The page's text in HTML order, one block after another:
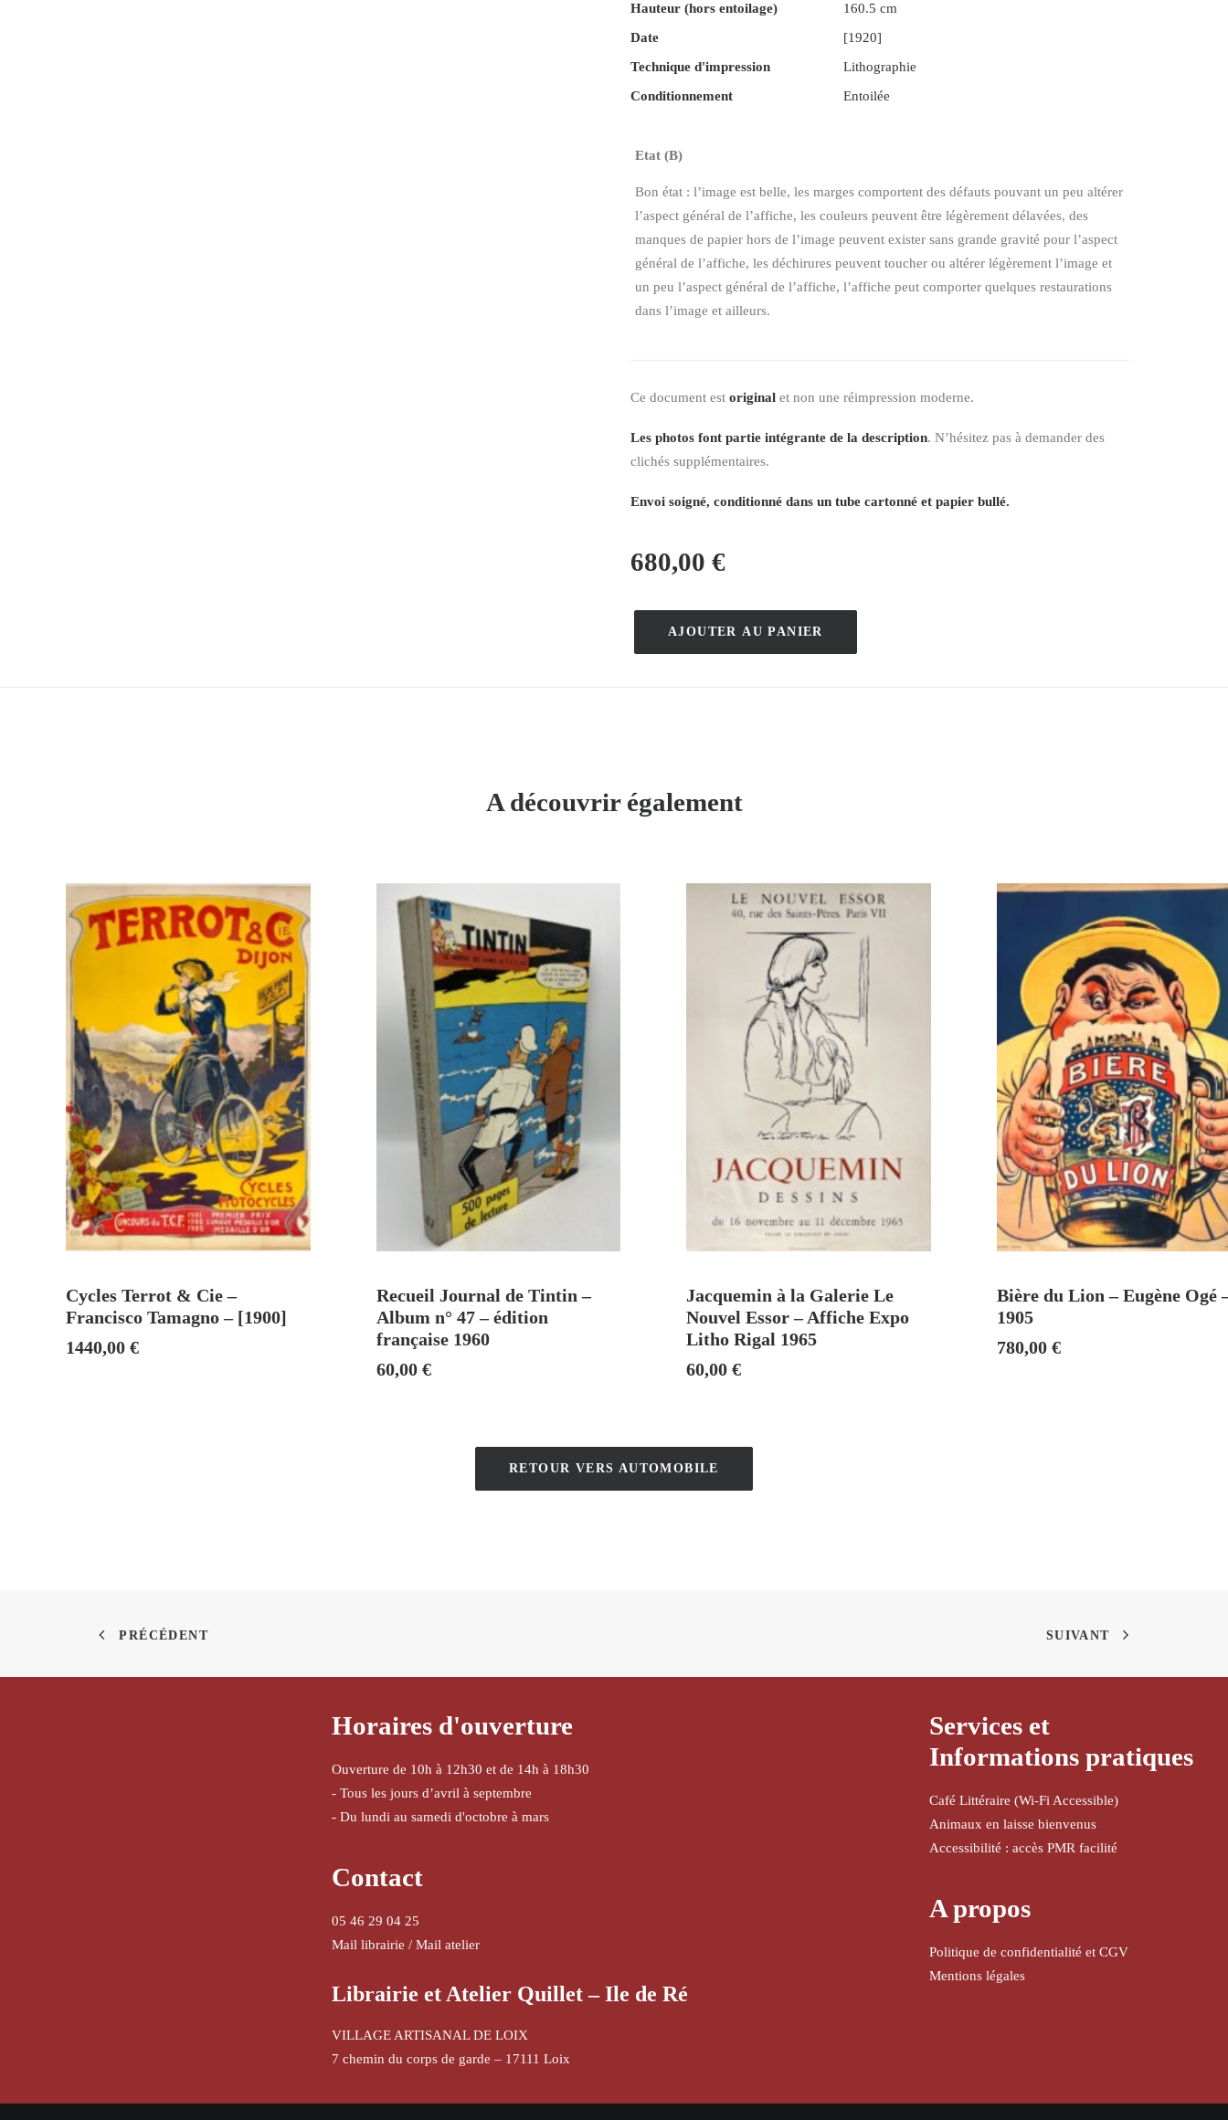
Hauteur (hors entoilage)
160.5 cm
Date
[1920]
Technique d'impression
Lithographie
Conditionnement
Entoilée
Etat (B)
Bon état : l’image est belle, les marges comportent des défauts pouvant un peu altérer
l’aspect général de l’affiche, les couleurs peuvent être légèrement délavées, des
manques de papier hors de l’image peuvent exister sans grande gravité pour l’aspect
général de l’affiche, les déchirures peuvent toucher ou altérer légèrement l’image et
un peu l’aspect général de l’affiche, l’affiche peut comporter quelques restaurations
dans l’image et ailleurs.
Ce document est original et non une réimpression moderne.
Les photos font partie intégrante de la description. N’hésitez pas à demander des
clichés supplémentaires.
Envoi soigné, conditionné dans un tube cartonné et papier bullé.
680,00 €
[1920]
AJOUTER AU PANIER
A découvrir également
Cycles Terrot & Cie –
Francisco Tamagno – [1900]
1440,00 €
Recueil Journal de Tintin –
Album n° 47 – édition
française 1960
60,00 €
Jacquemin à la Galerie Le
Nouvel Essor – Affiche Expo
Litho Rigal 1965
60,00€
Bière du Lion – Eugène Ogé
1905
780,00€
RETOUR VERS AUTOMOBILE
PRÉCÉDENT SUIVANT
Horaires d'ouverture
Ouverture de 10h à 12h30 et de 14h à 18h30
- Tous les jours d’avril à septembre
- Du lundi au samedi d'octobre à mars
Contact
05 46 29 04 25
Mail librairie / Mail atelier
Librairie et Atelier Quillet – Ile de Ré
VILLAGE ARTISANAL DE LOIX
7 chemin du corps de garde – 17111 Loix
Services et
Informations pratiques
Café Littéraire (Wi-Fi Accessible)
Animaux en laisse bienvenus
Accessibilité : accès PMR facilité
A propos
Politique de confidentialité et CGV
Mentions légales